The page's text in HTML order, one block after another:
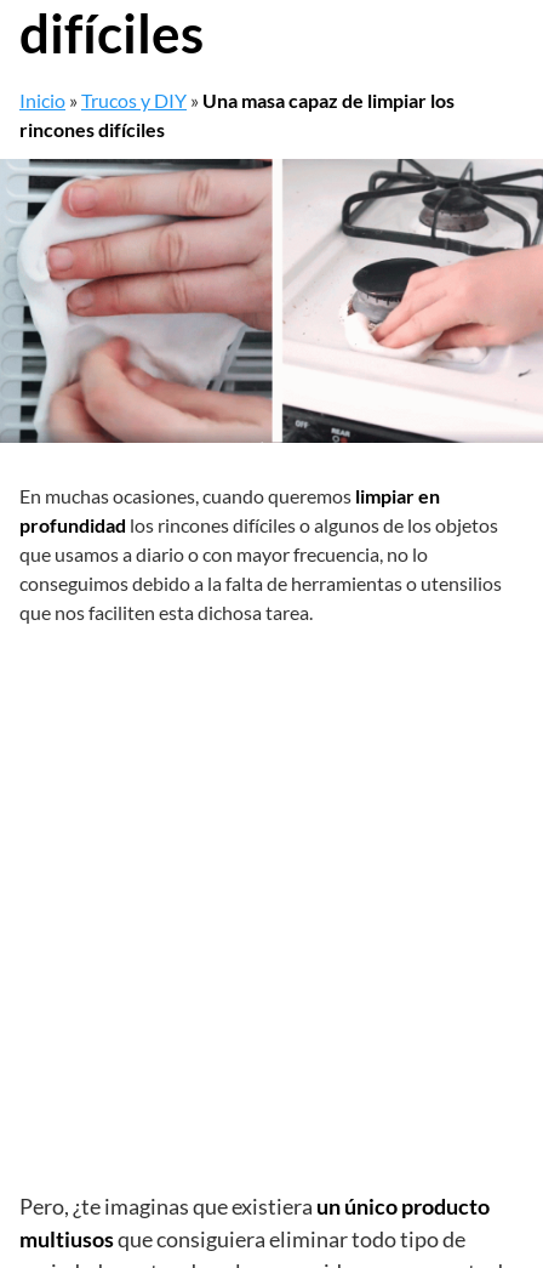
difíciles
Inicio »Trucos y DIY » Una masa capaz de limpiar los
rincones difíciles
En muchas ocasiones, cuando queremos limpiar en
profundidad los rincones difíciles o algunos de los objetos
que usamos a diario o con mayor frecuencia, no lo
conseguimos debido a la falta de herramientas o utensilios
que nos faciliten esta dichosa tarea.
Pero, ¿te imaginas que existiera un único producto
multiusosque consiguiera eliminar todo tipo de